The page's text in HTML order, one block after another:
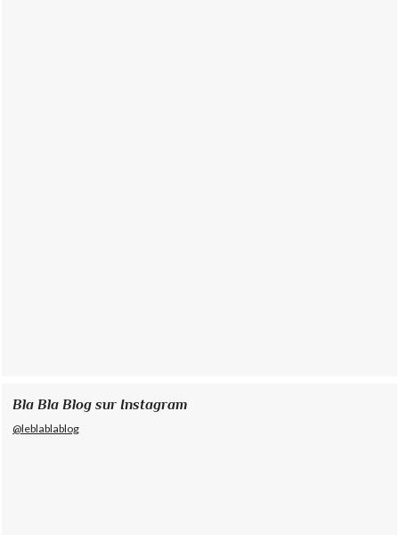
Bla Bla Blog sur Instagram
@leblablablog